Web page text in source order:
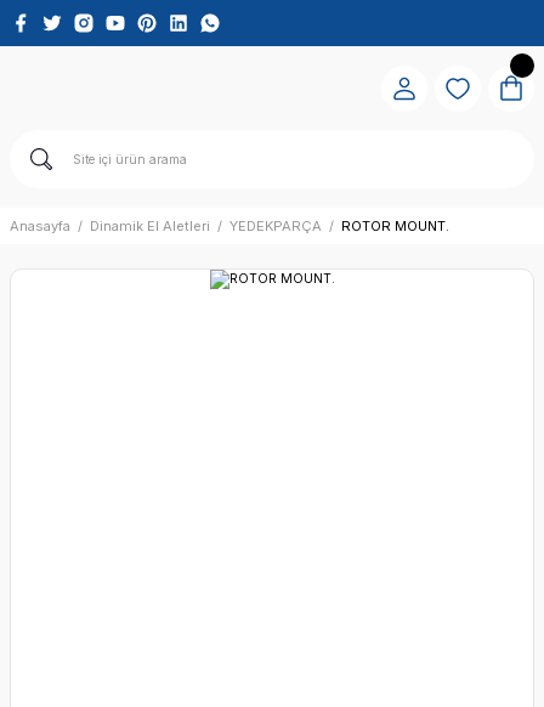
Anasayfa Dinamik El Aletleri YEDEKPARÇA ROTOR MOUNT.